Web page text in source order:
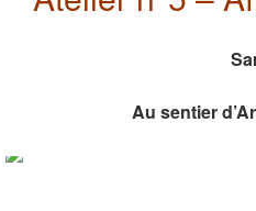
Au sentier